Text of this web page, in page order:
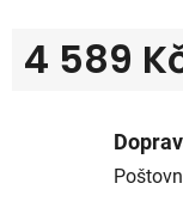
4 589